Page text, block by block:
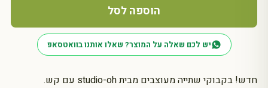
חדש! בקבוקי שתייה מעוצבים מבית studio-oh עם קש.
עם
INHALE
הוספה לסל
יש לכם שאלה על המוצר? שאלו אותנו בוואטסאפ